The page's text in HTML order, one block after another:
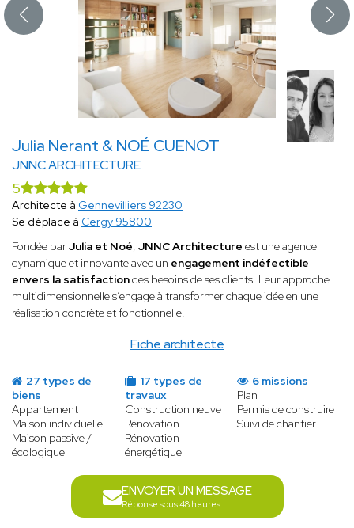
Julia Nerant & NOÉ CUENOT
JNNC ARCHITECTURE
Fiche architecte
5
Architecte à Gennevilliers 92230
Se déplace à Cergy 95800
Fondée parJulia et Noé, JNNC Architecture est une agence
dynamique et innovante avec un engagement indéfectible
envers la satisfactiondes besoins de ses clients. Leur approche
multidimensionnelle s’engage à transformer chaque idée en une
réalisation concrète et fonctionnelle.
27 types de
biens
Appartement
Maison individuelle
Maison passive /
écologique
17 types de
travaux
Construction neuve
Rénovation
Rénovation
énergétique
6 missions
Plan
Permis de construire
Suivi de chantier
ENVOYER UN MESSAGE
Réponse sous 48 heures